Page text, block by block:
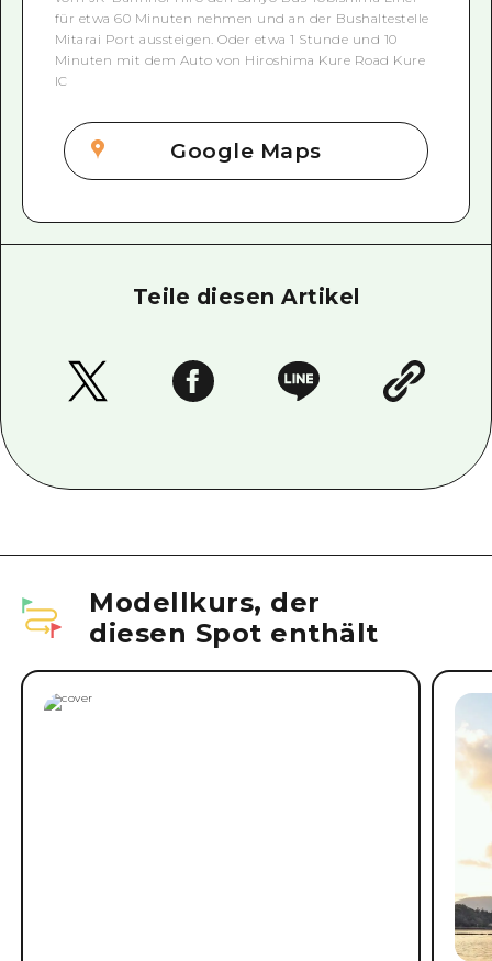
für etwa 60 Minuten nehmen und an der Bushaltestelle
Mitarai Port aussteigen. Oder etwa 1 Stunde und 10
Minuten mit dem Auto von Hiroshima Kure Road Kure
IC
Google Maps
Teile diesen Artikel
Modellkurs, der
diesen Spot enthält